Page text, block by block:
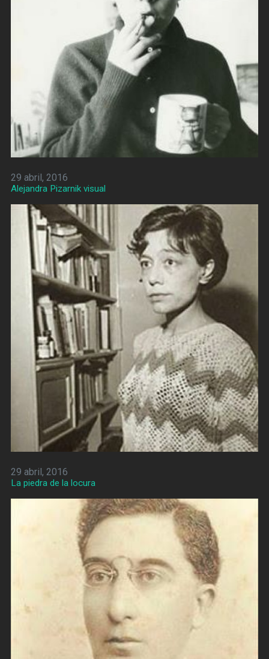
29 abril, 2016
Alejandra Pizarnik visual
29 abril, 2016
La piedra de la locura